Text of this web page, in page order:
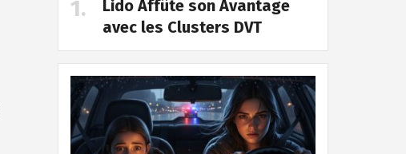
Lido Affûte son Avantage
avec les Clusters DVT